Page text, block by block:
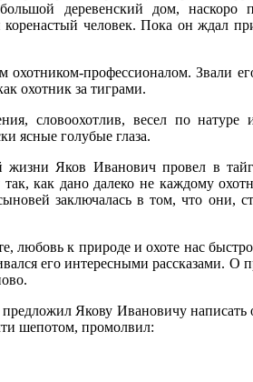
деревенский дом, наскоро
человек. Пока он ждал
охотником-профессионалом. Звали
охотник за тиграми.
словоохотлив, весел по натуре
ясные голубые глаза.
жизни Яков Иванович провел в
как дано далеко не каждому
заключалась в том, что они,
любовь к природе и охоте нас
его интересными рассказами. О
Якову Ивановичу
шепотом, промолвил: